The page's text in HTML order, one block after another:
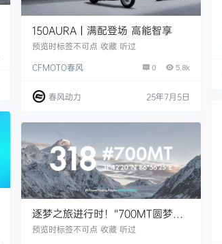
150AURA丨满配登场 高能智享
预览时标签不可点 收藏 听过
CFMOTO春风
0 5.8k
春风动力 25年7月5日
逐梦之旅进行时！“700MT圆梦
318”摩旅实录
预览时标签不可点 收藏 听过